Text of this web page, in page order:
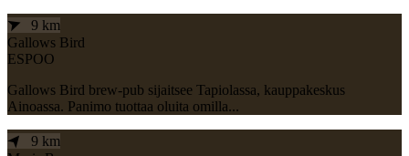
➤ 9 km
Gallows Bird
ESPOO
Gallows Bird brew-pub sijaitsee Tapiolassa, kauppakeskus
Ainoassa. Panimo tuottaa oluita omilla...
➤ 9 km